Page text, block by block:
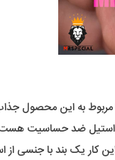
به این محصول
استیل ضد حساسیت هست و
کار یک بند با جنسی